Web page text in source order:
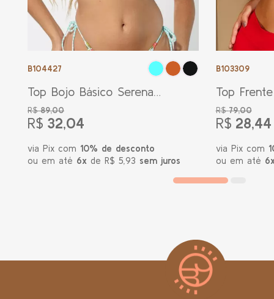
B104427
Top Bojo Básico Serena
Floral Azul Turquesa
R$89,00
R$ 32,04
via Pix com 10% de desconto
ou em até 6x de R$ 5,93 sem juros
B103309
Top
Mia
R$79,00
R$ 28,44
via Pix com
ou em até